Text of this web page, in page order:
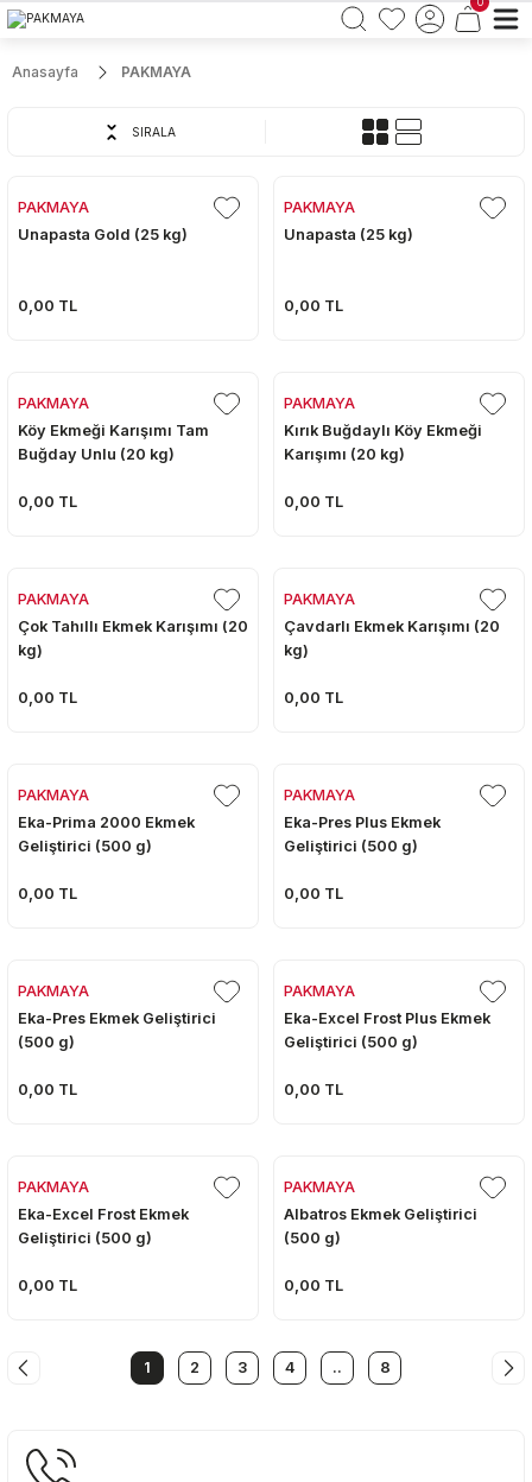
0
Anasayfa PAKMAYA
SIRALA
PAKMAYA
Unapasta Gold (25 kg)
0,00 TL
PAKMAYA
Unapasta (25 kg)
0,00 TL
PAKMAYA
Köy Ekmeği Karışımı Tam
Buğday Unlu (20 kg)
0,00 TL
PAKMAYA
Kırık Buğdaylı Köy Ekmeği
Karışımı (20 kg)
0,00 TL
PAKMAYA
Çok Tahıllı Ekmek Karışımı (20
kg)
0,00 TL
PAKMAYA
Çavdarlı Ekmek Karışımı (20
kg)
0,00 TL
PAKMAYA
Eka-Prima 2000 Ekmek
Geliştirici (500 g)
0,00 TL
PAKMAYA
Eka-Pres Plus Ekmek
Geliştirici (500 g)
0,00 TL
PAKMAYA
Eka-Pres Ekmek Geliştirici
(500 g)
0,00 TL
PAKMAYA
Eka-Excel Frost Plus Ekmek
Geliştirici (500 g)
0,00 TL
PAKMAYA
Eka-Excel Frost Ekmek
Geliştirici (500 g)
0,00 TL
PAKMAYA
Albatros Ekmek Geliştirici
(500 g)
0,00 TL
1 2 3 4 .. 8